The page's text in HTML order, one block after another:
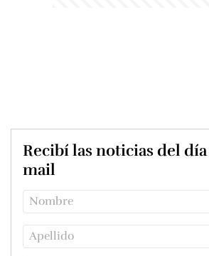
Recibí las noticias del
mail